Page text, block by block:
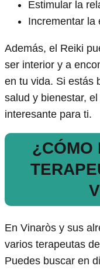
Estimular la
Incrementar la
Además, el Reiki
ser interior y a
en tu vida. Si estás
salud y bienestar,
interesante para ti.
¿CÓMO
En Vinaròs y sus
varios terapeutas
Puedes buscar en